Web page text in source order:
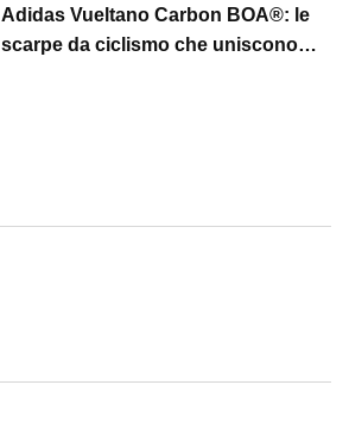
Adidas Vueltano Carbon BOA®: le
scarpe da ciclismo che uniscono